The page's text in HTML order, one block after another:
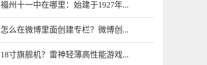
福州十一中在哪里：始建于1927年...
怎么在微博里面创建专栏？微博创...
18寸旗舰机？雷神轻薄高性能游戏...